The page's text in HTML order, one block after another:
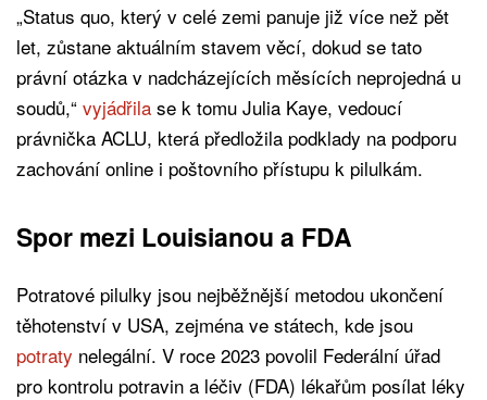
„Status quo, který v celé zemi panuje již více než pět
let, zůstane aktuálním stavem věcí, dokud se tato
právní otázka v nadcházejících měsících neprojedná u
soudů,“ vyjádřila se k tomu Julia Kaye, vedoucí
právnička ACLU, která předložila podklady na podporu
zachování online i poštovního přístupu k pilulkám.
Spor mezi Louisianou a FDA
Potratové pilulky jsou nejběžnější metodou ukončení
těhotenství v USA, zejména ve státech, kde jsou
potraty nelegální. V roce 2023 povolil Federální úřad
pro kontrolu potravin a léčiv (FDA) lékařům posílat léky